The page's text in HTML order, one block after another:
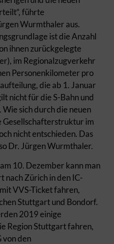
führte
Wurmthaler aus.
ist die Anzahl
ihnen zurückgelegte
im Regionalzugverkehr
Personenkilometer pro
die ab 1. Januar
nicht für die S-Bahn und
sich durch die neuen
im
nicht entschieden. Das
Dr. Jürgen Wurmthaler.
10. Dezember kann man
nach Zürich in den IC-
VVS-Ticket fahren,
Stuttgart und Bondorf.
2019 einige
Region Stuttgart fahren,
von den